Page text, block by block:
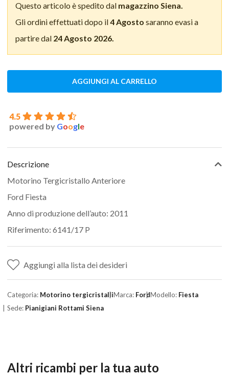
Questo articolo è spedito dal magazzino Siena.
Gli ordini effettuati dopo il4 Agosto saranno evasi a
partire dal 24 Agosto 2026.
AGGIUNGI AL CARRELLO
4.5
powered by Google
Descrizione
Motorino Tergicristallo Anteriore
Ford Fiesta
Anno di produzione dell’auto: 2011
Riferimento: 6141/17 P
Aggiungi alla lista dei desideri
Categoria: Motorino tergicristalliMarca: FordModello: Fiesta
Sede: Pianigiani Rottami Siena
Altri ricambi per la tua auto